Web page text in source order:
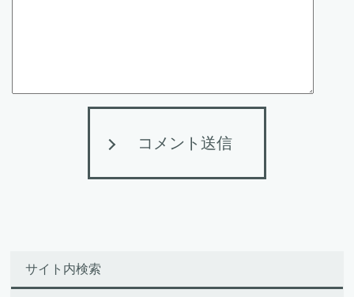
コメント送信
サイト内検索